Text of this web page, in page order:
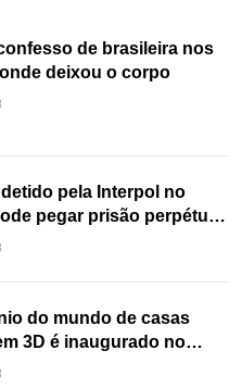
de brasileira nos
deixou o corpo
pela Interpol no
pegar prisão perpétua
do mundo de casas
3D é inaugurado no